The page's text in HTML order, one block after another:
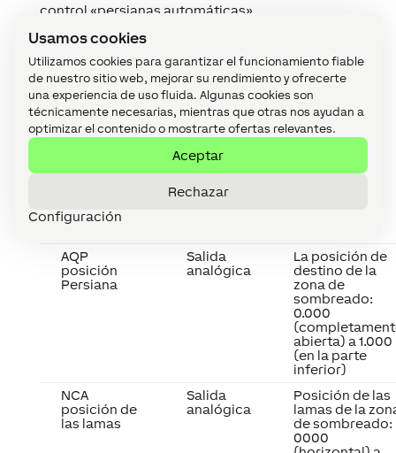
Usamos cookies
Utilizamos cookies para garantizar el funcionamiento fiable
de nuestro sitio web, mejorar su rendimiento y ofrecerte
una experiencia de uso fluida. Algunas cookies son
técnicamente necesarias, mientras que otras nos ayudan a
optimizar el contenido o mostrarte ofertas relevantes.
Aceptar
Rechazar
Configuración
control «persianas automáticas».
Sólo tiene que desplegar la unidad de la
GJ56 Air del árbol de Periferia en su página del
programa. El motor está directamente
relacionado con el dispositivo y se puede
controlar la unidad y sin salidas adicionales.
Para obtener más información sobre la persiana
automática bloque de programa aquí.
Las siguientes salidas de estado del actuador de
«persianas automáticas».
AQP
posición
Persiana
Salida
analógica
La posición de
destino de la
zona de
sombreado:
0.000
abierta) a 1.000
(en la parte
inferior)
NCA
posición de
las lamas
Salida
analógica
Posición de las
lamas de la
de sombreado:
0000